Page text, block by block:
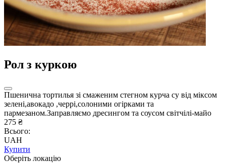
Рол з куркою
Пшенична тортилья зі смаженим стегном курча су від міксом
зелені,авокадо ,черрі,солоними огірками та
пармезаном.Заправляємо дресингом та соусом світчілі-майо
275 ₴
Всього:
UAH
Купити
Оберіть локацію